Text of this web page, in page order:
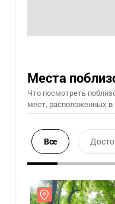
Места
Что посмотреть
мест, расположенных в
Все